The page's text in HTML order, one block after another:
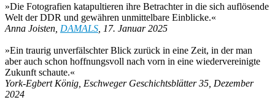
»Die Fotografien katapultieren ihre Betrachter in die sich auflösende
Welt der DDR und gewähren unmittelbare Einblicke.«
Anna Joisten, DAMALS , 17. Januar 2025
»Ein traurig unverfälschter Blick zurück in eine Zeit, in der man
aber auch schon hoffnungsvoll nach vorn in eine wiedervereinigte
Zukunft schaute.«
York-Egbert König, Eschweger Geschichtsblätter 35, Dezember
2024